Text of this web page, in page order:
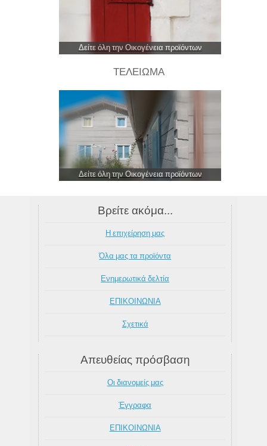
Δείτε όλη την Οικογένεια προϊόντων
ΤΕΛΕΙΩΜΑ
Δείτε όλη την Οικογένεια προϊόντων
Βρείτε ακόμα...
Η επιχείρηση μας
Όλα μας τα προϊόντα
Ενημερωτικά δελτία
ΕΠΙΚΟΙΝΩΝΙΑ
Σχετικά
Απευθείας πρόσβαση
Οι διανομείς μας
Έγγραφα
ΕΠΙΚΟΙΝΩΝΙΑ